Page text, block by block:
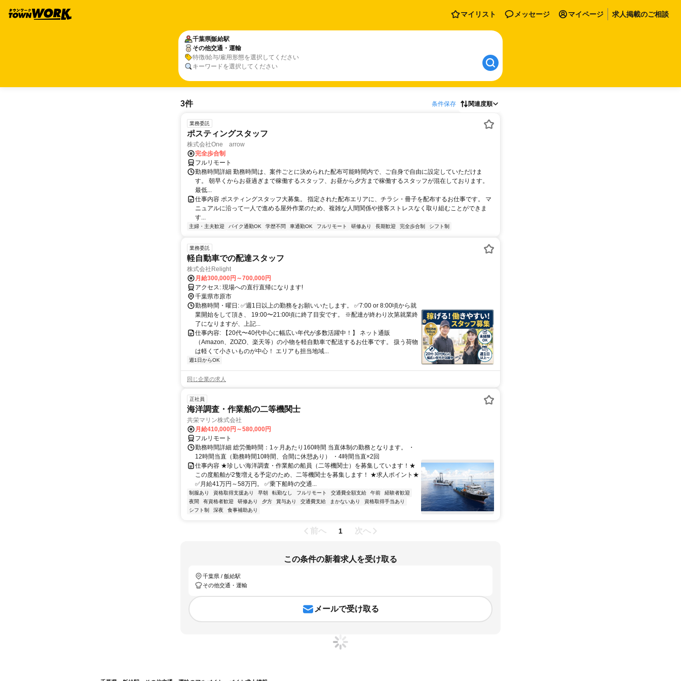
マイリスト メッセージ マイページ 求人掲載のご相談
千葉県飯給駅
その他交通・運輸
特徴/給与/雇用形態を選択してください
キーワードを選択してください
3件 条件保存 関連度順
業務委託
ポスティングスタッフ
株式会社One arrow
完全歩合制
フルリモート
勤務時間詳細 勤務時間は、案件ごとに決められた配布可能時間内で、ご自身で自由に設定していただけま
す。 朝早くからお昼過ぎまで稼働するスタッフ、お昼から夕方まで稼働するスタッフが混在しております。
最低...
仕事内容 ポスティングスタッフ大募集。 指定された配布エリアに、チラシ・冊子を配布するお仕事です。 マ
ニュアルに沿って一人で進める屋外作業のため、複雑な人間関係や接客ストレスなく取り組むことができま
す...
主婦・主夫歓迎 バイク通勤OK 学歴不問 車通勤OK フルリモート 研修あり 長期歓迎 完全歩合制 シフト制
業務委託
軽自動車での配達スタッフ
株式会社Relight
月給300,000円～700,000円
アクセス: 現場への直行直帰になります!
千葉県市原市
勤務時間・曜日: ✅週1日以上の勤務をお願いいたします。 ✅7:00 or 8:00頃から就
業開始をして頂き、 19:00〜21:00頃に終了目安です。 ※配達が終わり次第就業終
了になりますが、上記...
仕事内容: 【20代〜40代中心に幅広い年代が多数活躍中！】 ネット通販
（Amazon、ZOZO、楽天等）の小物を軽自動車で配送するお仕事です。 扱う荷物
は軽くて小さいものが中心！ エリアも担当地域...
週1日からOK
同じ企業の求人
正社員
海洋調査・作業船の二等機関士
共栄マリン株式会社
月給410,000円～580,000円
フルリモート
勤務時間詳細 総労働時間：1ヶ月あたり160時間 当直体制の勤務となります。 ・
12時間当直（勤務時間10時間、合間に休憩あり） ・4時間当直×2回
仕事内容 ★珍しい海洋調査・作業船の船員（二等機関士）を募集しています！★
この度船舶が2隻増える予定のため、二等機関士を募集します！ ★求人ポイント★
✅月給41万円～58万円。 ✅乗下船時の交通...
制服あり 資格取得支援あり 早朝 転勤なし フルリモート 交通費全額支給 午前
経験者歓迎
夜間
有資格者歓迎 研修あり 夕方 賞与あり 交通費支給 まかないあり
資格取得手当あり
シフト制
深夜 食事補助あり
前へ 1 次へ
この条件の新着求人を受け取る
千葉県 / 飯給駅
その他交通・運輸
メールで受け取る